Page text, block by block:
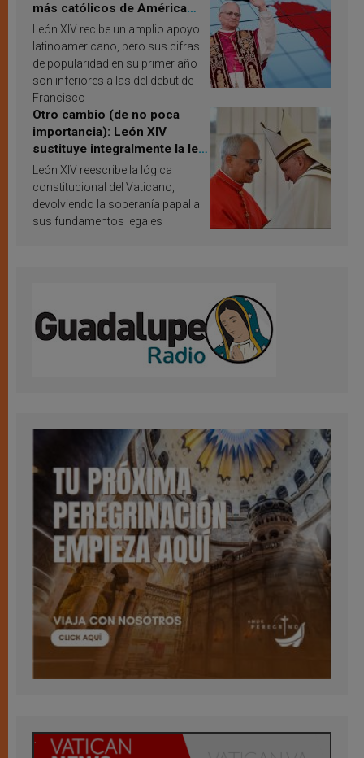
más católicos de América
Latina en 2026? Publican
resultados de investigación
León XIV recibe un amplio apoyo
latinoamericano, pero sus cifras
de popularidad en su primer año
son inferiores a las del debut de
Francisco
Otro cambio (de no poca
importancia): León XIV
sustituye integralmente la ley
vaticana de Papa Francisco
León XIV reescribe la lógica
constitucional del Vaticano,
devolviendo la soberanía papal a
sus fundamentos legales